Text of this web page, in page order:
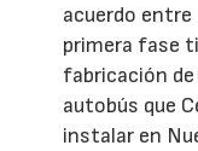
acuerdo entre
primera fase
fabricación de
autobús que
instalar en